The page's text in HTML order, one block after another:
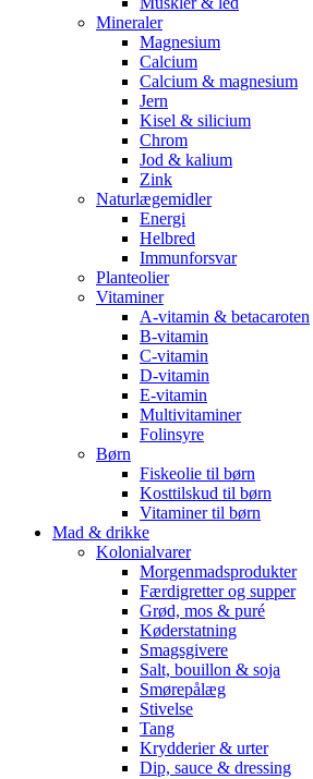
Mineraler
Magnesium
Calcium
Calcium & magnesium
Jern
Kisel & silicium
Chrom
Jod & kalium
Zink
Naturlægemidler
Energi
Helbred
Immunforsvar
Planteolier
Vitaminer
A-vitamin & betacaroten
B-vitamin
C-vitamin
D-vitamin
E-vitamin
Multivitaminer
Folinsyre
Børn
Fiskeolie til børn
Kosttilskud til børn
Vitaminer til børn
Mad & drikke
Kolonialvarer
Morgenmadsprodukter
Færdigretter og supper
Grød, mos & puré
Køderstatning
Smagsgivere
Salt, bouillon & soja
Smørepålæg
Stivelse
Tang
Krydderier & urter
Dip, sauce & dressing